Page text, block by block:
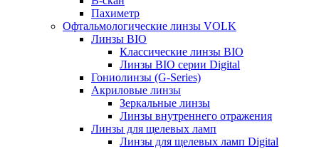
Пахиметр
Офтальмологические линзы VOLK
Линзы BIO
Классические линзы BIO
Линзы BIO серии Digital
Гониолинзы (G-Series)
Акриловые линзы
Зеркальные линзы
Линзы внутреннего отражения
Линзы для щелевых ламп
Линзы для щелевых ламп Digital